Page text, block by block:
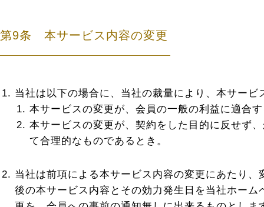
第9条 本サービス内容の変更
当社は以下の場合に、当社の裁量により、本サー
本サービスの変更が、会員の一般の利益に適合
本サービスの変更が、契約をした目的に反せず
て合理的なものであるとき。
当社は前項による本サービス内容の変更にあたり
後の本サービス内容とその効力発生日を当社ホー